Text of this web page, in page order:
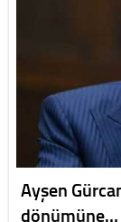
Ayşen
dönümüne…